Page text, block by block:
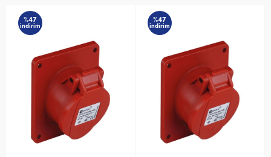
%47
indirim
%47
indirim